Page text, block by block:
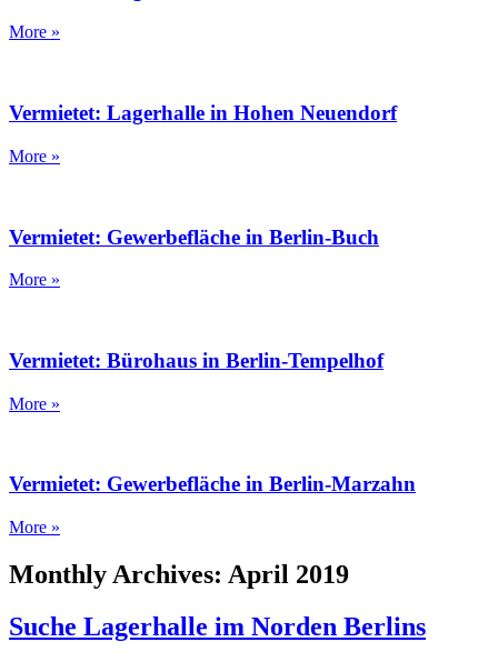
More »
Vermietet: Lagerhalle in Hohen Neuendorf
More »
Vermietet: Gewerbefläche in Berlin-Buch
More »
Vermietet: Bürohaus in Berlin-Tempelhof
More »
Vermietet: Gewerbefläche in Berlin-Marzahn
More »
Monthly Archives: April 2019
Suche Lagerhalle im Norden Berlins